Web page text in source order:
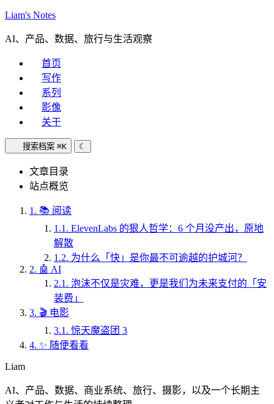
Liam's Notes
AI、产品、数据、旅行与生活观察
首页
写作
系列
影像
关于
搜索档案 ⌘K ☾
文章目录
站点概览
1. 📚 阅读
1.1. ElevenLabs 的狠人哲学：6 个月没产出，原地
解散
1.2. 为什么「快」是你最不可逾越的护城河？
2. 🤖 AI
2.1. 泡沫不仅是灾难，更是我们为未来支付的「安
装费」
3. 🎬 电影
3.1. 惊天魔盗团 3
4. ✨ 随便看看
Liam
AI、产品、数据、商业系统、旅行、摄影，以及一个长期主